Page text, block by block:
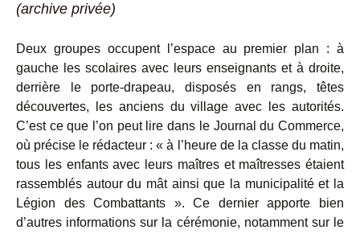
(archive privée)
Deux groupes occupent l’espace au premier plan : à
gauche les scolaires avec leurs enseignants et à droite,
derrière le porte-drapeau, disposés en rangs, têtes
découvertes, les anciens du village avec les autorités.
C’est ce que l’on peut lire dans le Journal du Commerce,
où précise le rédacteur : « à l’heure de la classe du matin,
tous les enfants avec leurs maîtres et maîtresses étaient
rassemblés autour du mât ainsi que la municipalité et la
Légion des Combattants ». Ce dernier apporte bien
d’autres informations sur la cérémonie, notamment sur le